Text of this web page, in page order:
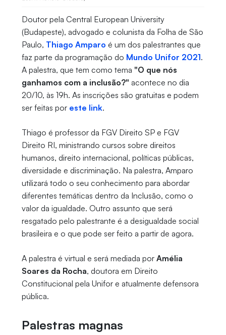
Doutor pela Central European University
(Budapeste), advogado e colunista da Folha de São
Paulo, Thiago Amparo é um dos palestrantes que
faz parte da programação do Mundo Unifor 2021.
A palestra, que tem como tema "O que nós
ganhamos com a inclusão?" acontece no dia
20/10, às 19h. As inscrições são gratuitas e podem
ser feitas por este link.
Thiago é professor da FGV Direito SP e FGV
Direito RI, ministrando cursos sobre direitos
humanos, direito internacional, políticas públicas,
diversidade e discriminação. Na palestra, Amparo
utilizará todo o seu conhecimento para abordar
diferentes temáticas dentro da Inclusão, como o
valor da igualdade. Outro assunto que será
resgatado pelo palestrante é a desigualdade social
brasileira e o que pode ser feito a partir de agora.
A palestra é virtual e será mediada por Amélia
Soares da Rocha, doutora em Direito
Constitucional pela Unifor e atualmente defensora
pública.
Palestras magnas